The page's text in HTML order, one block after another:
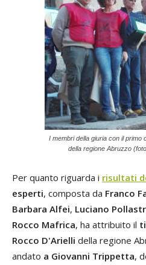
I membri della giuria con il primo
della regione Abruzzo
Per quanto riguarda i risultati
esperti, composta da Franco
Barbara Alfei, Luciano
Rocco Mafrica, ha attribuito il
Rocco D'Arielli della regione
andato a Giovanni Trippetta,